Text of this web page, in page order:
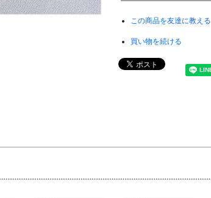
この商品を友達に教える
買い物を続ける